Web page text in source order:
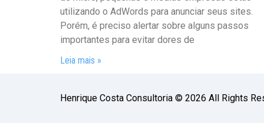
utilizando o AdWords para anunciar seus sites.
Porém, é preciso alertar sobre alguns passos
importantes para evitar dores de
Leia mais »
Henrique Costa Consultoria © 2026 All Rights